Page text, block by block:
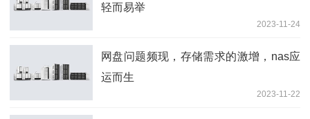
轻而易举
2023-11-24
网盘问题频现，存储需求的激增，nas应
运而生
2023-11-22